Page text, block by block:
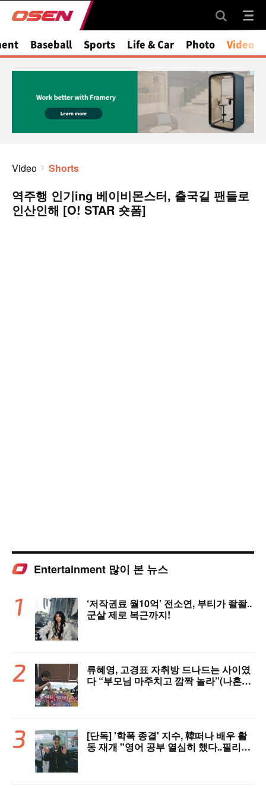
Baseball Sports Life & Car Photo Video
Video Shorts
역주행 인기ing 베이비몬스터, 출국길 팬들로
인산인해 [O! STAR 숏폼]
Entertainment 많이 본 뉴스
‘저작권료 월10억’ 전소연, 부티가 좔좔..
군살 제로 복근까지!
류혜영, 고경표 자취방 드나드는 사이였
다 “부모님 마주치고 깜짝 놀라”(나혼자
[단독] '학폭 종결' 지수, 韓떠나 배우 활
동 재개 "영어 공부 열심히 했다..필리핀